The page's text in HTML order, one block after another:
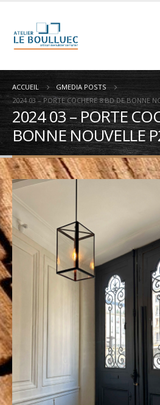
ACCUEIL
GMEDIA POSTS
2024 03 – PORTE COCHERE 8 BD DE BONNE
2024 03 – PORTE
BONNE NOUVELLE